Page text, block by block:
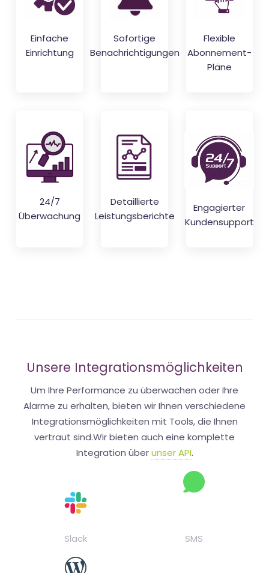
Einfache
Einrichtung
Sofortige
Benachrichtigungen
Flexible
Abonnement-
Pläne
24/7
Überwachung
Detaillierte
Leistungsberichte
Engagierter
Kundensupport
Unsere Integrationsmöglichkeiten
Um Ihre Performance zu überwachen oder Ihre
Alarme zu erhalten, bieten wir Ihnen verschiedene
Integrationsmöglichkeiten mit Tools, die Ihnen
vertraut sind.Wir bieten auch eine komplette
Integration überunser API.
Slack SMS